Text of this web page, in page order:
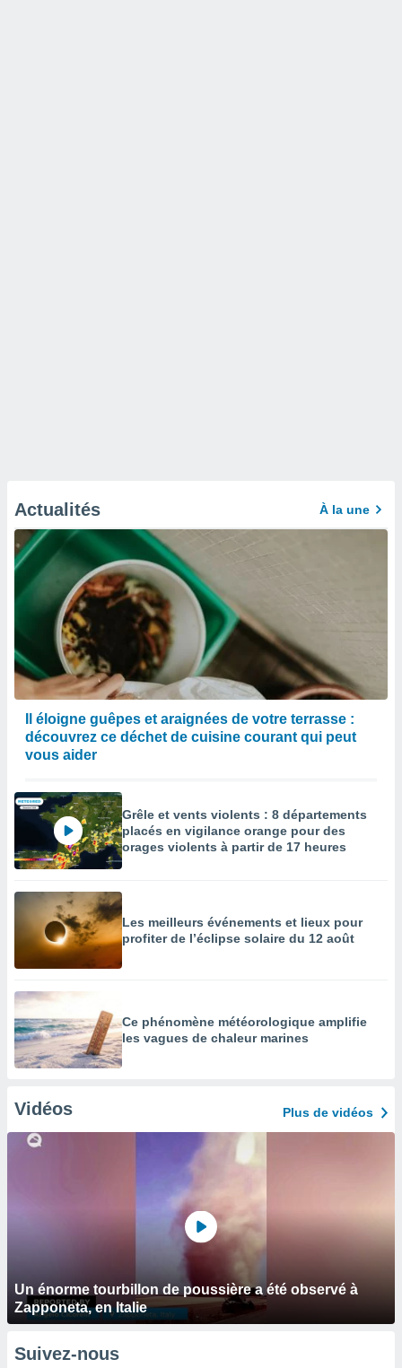
Actualités À la une
Il éloigne guêpes et araignées de votre terrasse :
découvrez ce déchet de cuisine courant qui peut
vous aider
Grêle et vents violents : 8 départements
placés en vigilance orange pour des
orages violents à partir de 17 heures
Les meilleurs événements et lieux pour
profiter de l’éclipse solaire du 12 août
Ce phénomène météorologique amplifie
les vagues de chaleur marines
Vidéos Plus de vidéos
Un énorme tourbillon de poussière a été observé à
Zapponeta, en Italie
Suivez-nous